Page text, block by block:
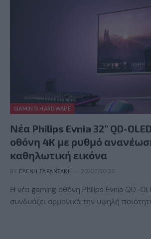
GAMING HARDWARE
Νέα Philips Evnia 32″ QD-
οθόνη 4K με ρυθμό
καθηλωτική εικόνα
BY ΕΛΈΝΗ ΣΑΡΑΝΤΆΚΗ 22/07/2026
Η νέα gaming οθόνη Philips Evnia QD-
συνδυάζει αρμονικά την υψηλή